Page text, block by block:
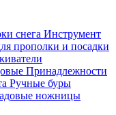
снега Инструмент
прополки и посадки
Принадлежности
Ручные буры
ножницы